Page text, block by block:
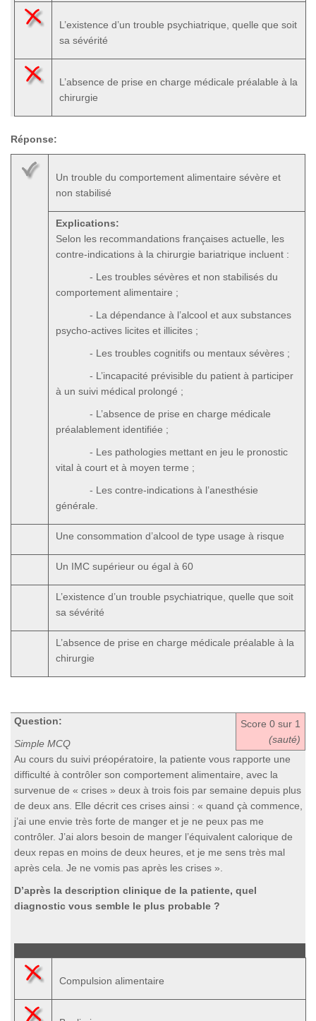
L’existence d’un trouble psychiatrique, quelle que soit
sa sévérité
L’absence de prise en charge médicale préalable à la
chirurgie
Réponse:
Un trouble du comportement alimentaire sévère et
non stabilisé
Explications:
Selon les recommandations françaises actuelle, les
contre-indications à la chirurgie bariatrique incluent :
- Les troubles sévères et non stabilisés du
comportement alimentaire ;
- La dépendance à l’alcool et aux substances
psycho-actives licites et illicites ;
- Les troubles cognitifs ou mentaux sévères ;
- L’incapacité prévisible du patient à participer
à un suivi médical prolongé ;
- L’absence de prise en charge médicale
préalablement identifiée ;
- Les pathologies mettant en jeu le pronostic
vital à court et à moyen terme ;
- Les contre-indications à l’anesthésie
générale.
Une consommation d’alcool de type usage à risque
Un IMC supérieur ou égal à 60
L’existence d’un trouble psychiatrique, quelle que soit
sa sévérité
L’absence de prise en charge médicale préalable à la
chirurgie
Score 0 sur 1
(sauté)
Question:
Simple MCQ
Au cours du suivi préopératoire, la patiente vous rapporte une
difficulté à contrôler son comportement alimentaire, avec la
survenue de « crises » deux à trois fois par semaine depuis plus
de deux ans. Elle décrit ces crises ainsi : « quand çà commence,
j’ai une envie très forte de manger et je ne peux pas me
contrôler. J’ai alors besoin de manger l’équivalent calorique de
deux repas en moins de deux heures, et je me sens très mal
après cela. Je ne vomis pas après les crises ».
D’après la description clinique de la patiente, quel
diagnostic vous semble le plus probable ?
Compulsion alimentaire